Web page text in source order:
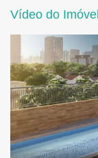
Vídeo do Imóvel